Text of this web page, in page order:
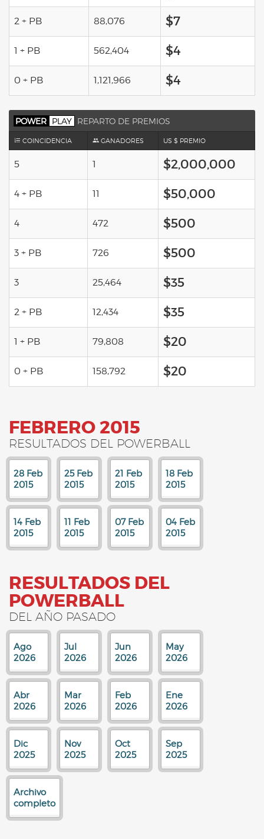
2 + PB 88,076 $7
1 + PB 562,404 $4
0 + PB 1,121,966 $4
POWER PLAY REPARTO DE PREMIOS
COINCIDENCIA GANADORES US $ PREMIO
5 1 $2,000,000
4 + PB 11 $50,000
4 472 $500
3 + PB 726 $500
3 25,464 $35
2 + PB 12,434 $35
1 + PB 79,808 $20
0 + PB 158,792 $20
FEBRERO 2015
RESULTADOS DEL POWERBALL
28 Feb
2015
25 Feb
2015
21 Feb
2015
18 Feb
2015
14 Feb
2015
11 Feb
2015
07 Feb
2015
04 Feb
2015
RESULTADOS DEL
POWERBALL
DEL AÑO PASADO
Ago
2026
Jul
2026
Jun
2026
May
2026
Abr
2026
Mar
2026
Feb
2026
Ene
2026
Dic
2025
Nov
2025
Oct
2025
Sep
2025
Archivo
completo